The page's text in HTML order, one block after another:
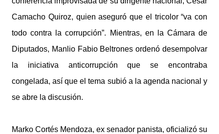
Camacho Quiroz, quien aseguró que el tricolor “va con
todo contra la corrupción”. Mientras, en la Cámara de
Diputados, Manlio Fabio Beltrones ordenó desempolvar
la iniciativa anticorrupción que se encontraba
congelada, así que el tema subió a la agenda nacional y
se abre la discusión.
Marko Cortés Mendoza, ex senador panista, oficializó su